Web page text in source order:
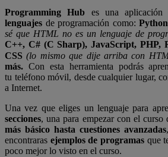
Programming Hub es una
lenguajes de programación como:
sé que HTML no es un lenguaje de
C++, C# (C Sharp), JavaScript, PHP,
CSS (lo mismo que dije arriba con
más. Con esta herramienta podrás
tu teléfono móvil, desde cualquier lugar,
a Internet.
Una vez que eliges un lenguaje para
secciones, una para empezar con el curso
más básico hasta cuestiones avanzadas
encontraras ejemplos de programas que
poco mejor lo visto en el curso.